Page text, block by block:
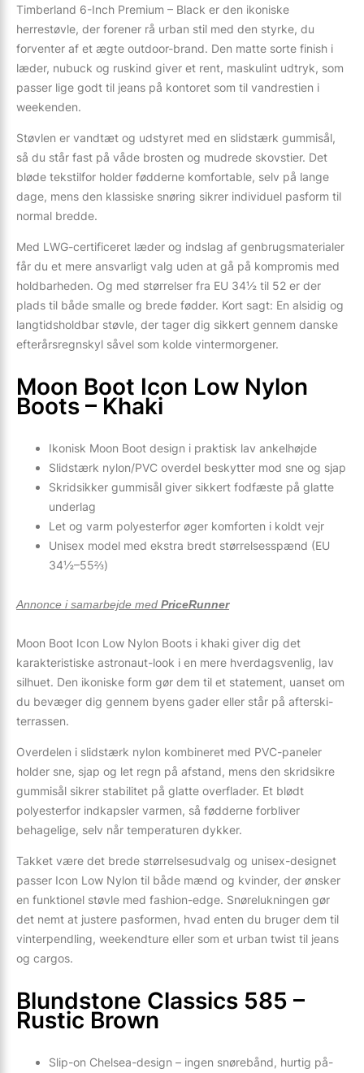
Timberland 6-Inch Premium – Black er den ikoniske
herrestøvle, der forener rå urban stil med den styrke, du
forventer af et ægte outdoor-brand. Den matte sorte finish i
læder, nubuck og ruskind giver et rent, maskulint udtryk, som
passer lige godt til jeans på kontoret som til vandrestien i
weekenden.
Støvlen er vandtæt og udstyret med en slidstærk gummisål,
så du står fast på våde brosten og mudrede skovstier. Det
bløde tekstilfor holder fødderne komfortable, selv på lange
dage, mens den klassiske snøring sikrer individuel pasform til
normal bredde.
Med LWG-certificeret læder og indslag af genbrugsmaterialer
får du et mere ansvarligt valg uden at gå på kompromis med
holdbarheden. Og med størrelser fra EU 34½ til 52 er der
plads til både smalle og brede fødder. Kort sagt: En alsidig og
langtidsholdbar støvle, der tager dig sikkert gennem danske
efterårsregnskyl såvel som kolde vintermorgener.
Moon Boot Icon Low Nylon
Boots – Khaki
Ikonisk Moon Boot design i praktisk lav ankelhøjde
Slidstærk nylon/PVC overdel beskytter mod sne og sjap
Skridsikker gummisål giver sikkert fodfæste på glatte
underlag
Let og varm polyesterfor øger komforten i koldt vejr
Unisex model med ekstra bredt størrelsesspænd (EU
34½–55⅔)
Annonce i samarbejde med PriceRunner
Moon Boot Icon Low Nylon Boots i khaki giver dig det
karakteristiske astronaut-look i en mere hverdagsvenlig, lav
silhuet. Den ikoniske form gør dem til et statement, uanset om
du bevæger dig gennem byens gader eller står på afterski-
terrassen.
Overdelen i slidstærk nylon kombineret med PVC-paneler
holder sne, sjap og let regn på afstand, mens den skridsikre
gummisål sikrer stabilitet på glatte overflader. Et blødt
polyesterfor indkapsler varmen, så fødderne forbliver
behagelige, selv når temperaturen dykker.
Takket være det brede størrelsesudvalg og unisex-designet
passer Icon Low Nylon til både mænd og kvinder, der ønsker
en funktionel støvle med fashion-edge. Snørelukningen gør
det nemt at justere pasformen, hvad enten du bruger dem til
vinterpendling, weekendture eller som et urban twist til jeans
og cargos.
Blundstone Classics 585 –
Rustic Brown
Slip-on Chelsea-design – ingen snørebånd, hurtig på-